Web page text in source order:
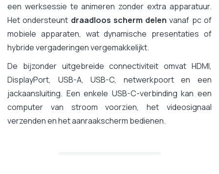
een werksessie te animeren zonder extra apparatuur.
Het ondersteunt draadloos scherm delen vanaf pc of
mobiele apparaten, wat dynamische presentaties of
hybride vergaderingen vergemakkelijkt.
De bijzonder uitgebreide connectiviteit omvat HDMI,
DisplayPort, USB-A, USB-C, netwerkpoort en een
jackaansluiting. Een enkele USB-C-verbinding kan een
computer van stroom voorzien, het videosignaal
verzenden en het aanraakscherm bedienen.